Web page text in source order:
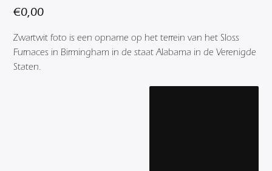
€0,00
Zwartwit foto is een opname op het terrein van het Sloss
Furnaces in Birmingham in de staat Alabama in de Verenigde
Staten.